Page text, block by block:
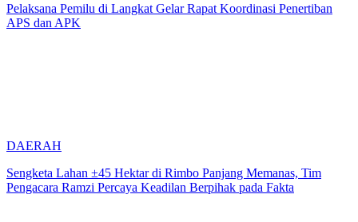
Pelaksana Pemilu di Langkat Gelar Rapat Koordinasi Penertiban
APS dan APK
DAERAH
Sengketa Lahan ±45 Hektar di Rimbo Panjang Memanas, Tim
Pengacara Ramzi Percaya Keadilan Berpihak pada Fakta